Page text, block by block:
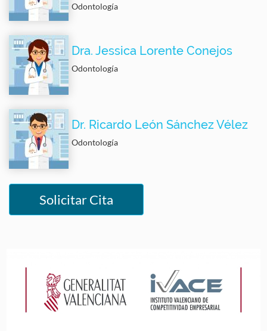
Odontología
Dra. Jessica Lorente Conejos
Odontología
Dr. Ricardo León Sánchez Vélez
Odontología
Solicitar Cita